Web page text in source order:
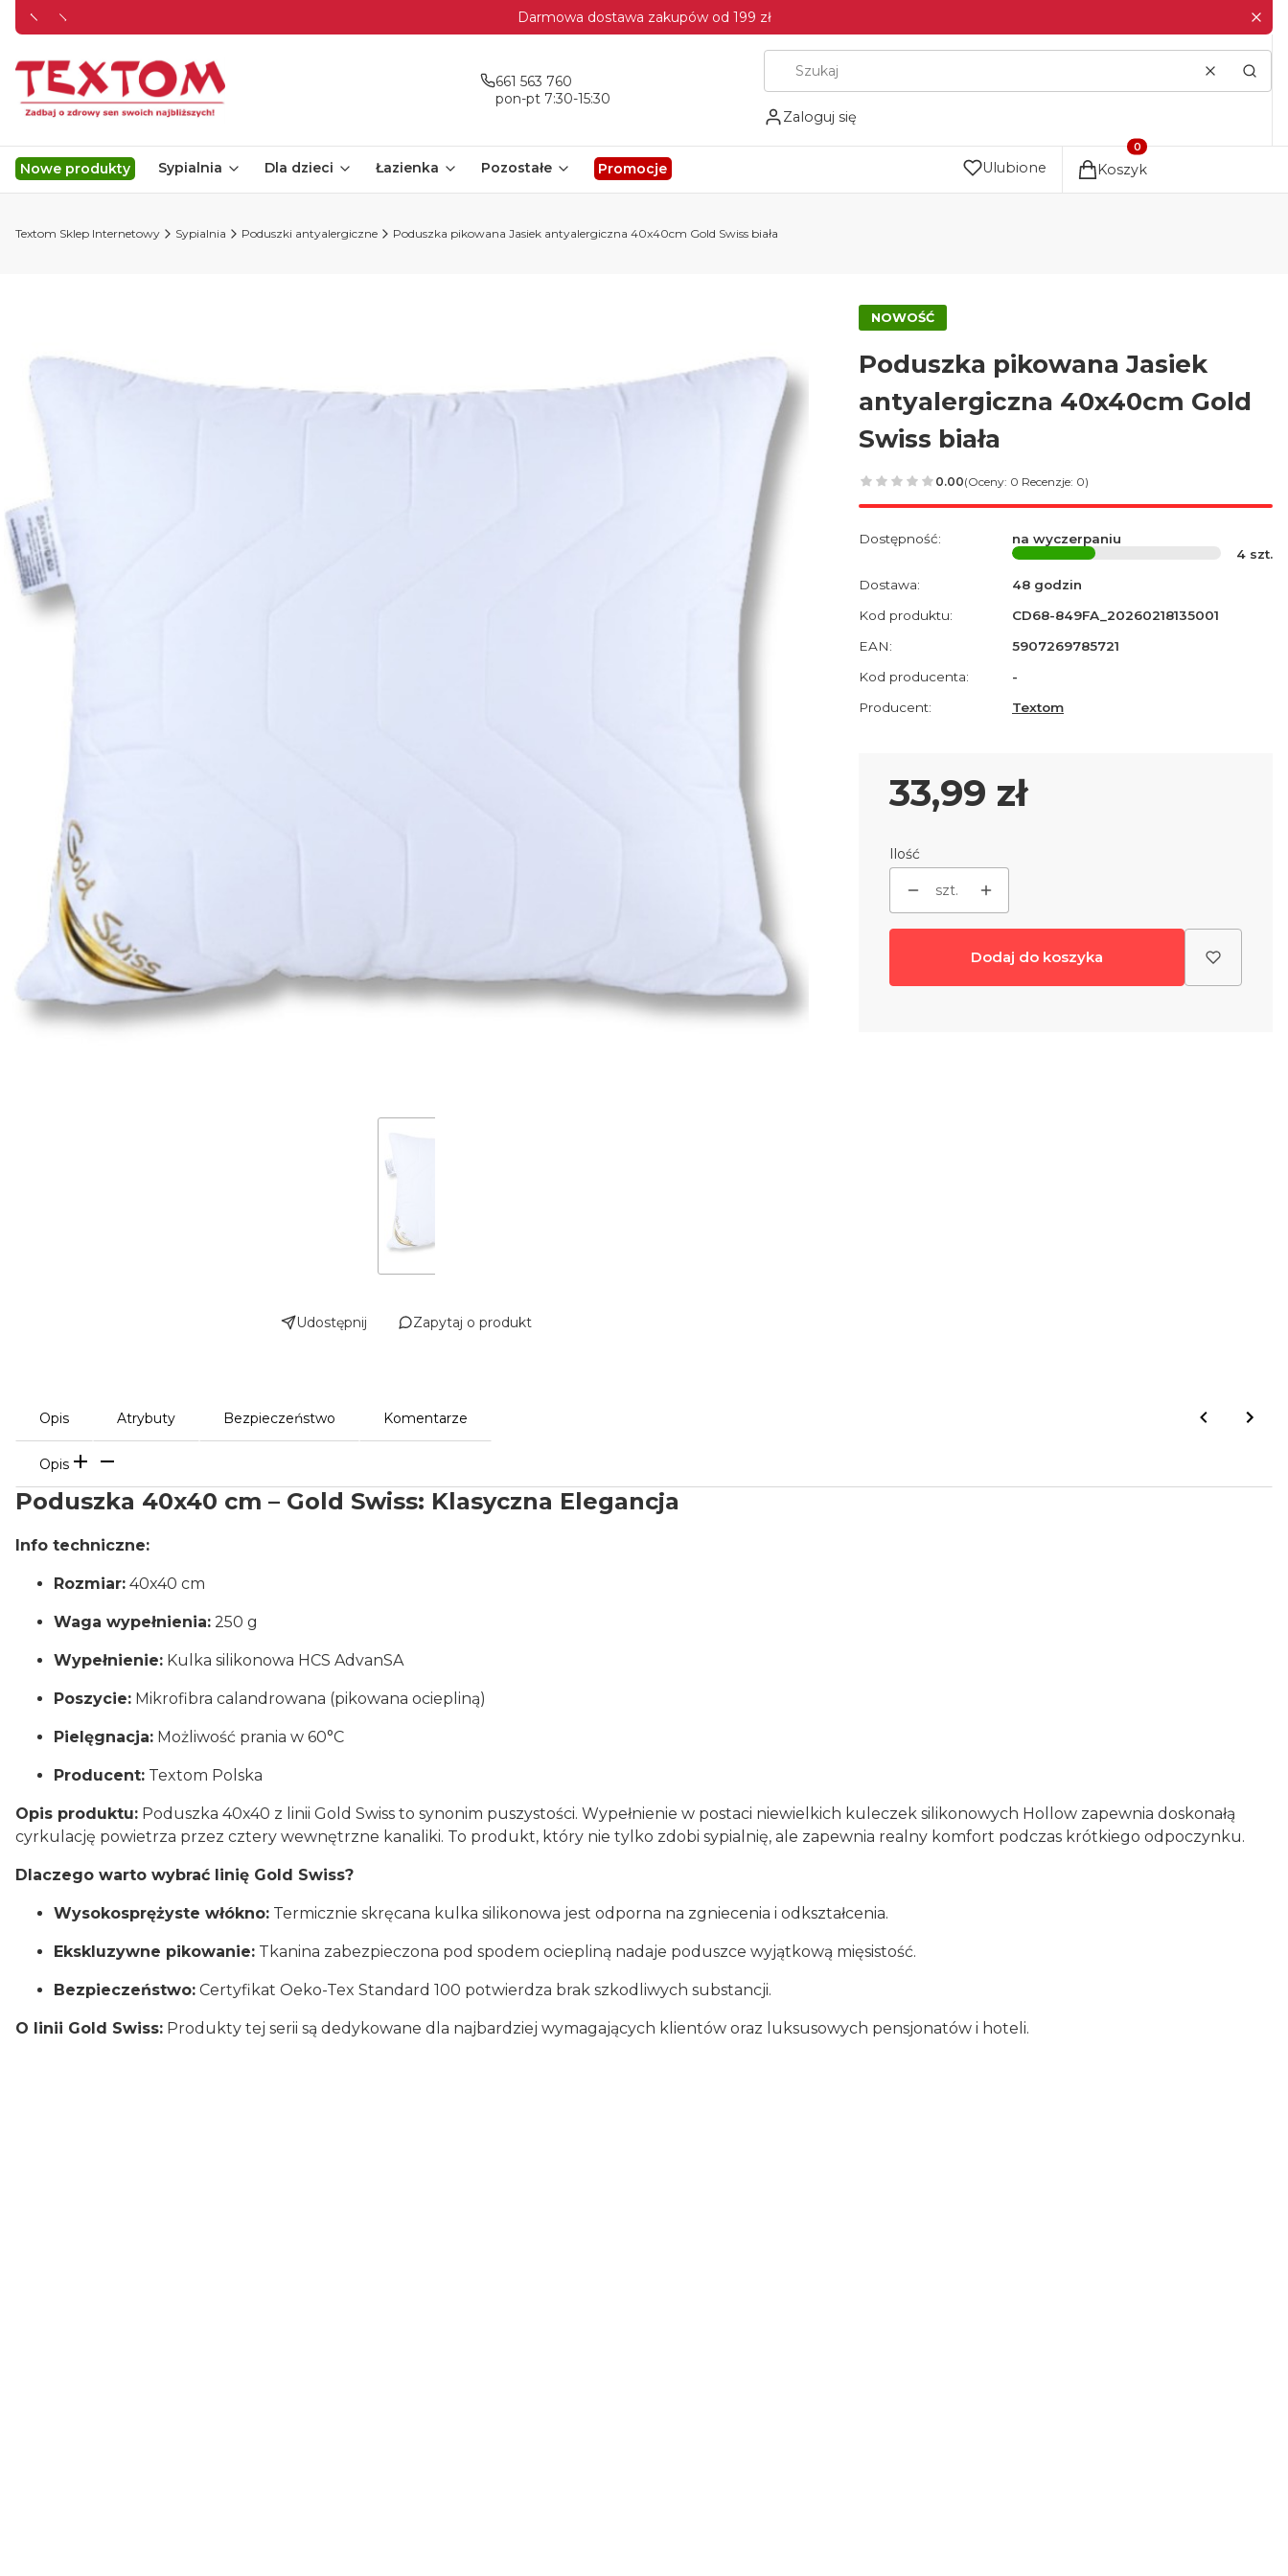
Darmowa dostawa zakupów od 199 zł
661 563 760
pon-pt 7:30-15:30
Wyczyść
Zaloguj się
Nowe produkty Sypialnia Dla dzieci Łazienka Pozostałe Promocje Ulubione
Produkty w koszyku: 0.
Koszyk
Textom Sklep Internetowy Sypialnia Poduszki antyalergiczne Poduszka pikowana Jasiek antyalergiczna 40x40cm Gold Swiss biała
Udostępnij Zapytaj o produkt
NOWOŚĆ
Poduszka pikowana Jasiek
antyalergiczna 40x40cm Gold
Swiss biała
0.00(Oceny: 0 Recenzje: 0)
Dostępność:
na wyczerpaniu
4 szt.
Dostawa:
48 godzin
Kod produktu:
CD68-849FA_20260218135001
EAN:
5907269785721
Kod producenta:
-
Producent:
Textom
Cena
33,99 zł
Ilość
szt.
Dodaj do koszyka
Opis Atrybuty Bezpieczeństwo Komentarze
Opis
Poduszka 40x40 cm – Gold Swiss: Klasyczna Elegancja
Info techniczne:
Rozmiar: 40x40 cm
Waga wypełnienia: 250 g
Wypełnienie: Kulka silikonowa HCS AdvanSA
Poszycie: Mikrofibra calandrowana (pikowana ociepliną)
Pielęgnacja: Możliwość prania w 60°C
Producent: Textom Polska
Opis produktu: Poduszka 40x40 z linii Gold Swiss to synonim puszystości. Wypełnienie w postaci niewielkich kuleczek silikonowych Hollow zapewnia doskonałą
cyrkulację powietrza przez cztery wewnętrzne kanaliki. To produkt, który nie tylko zdobi sypialnię, ale zapewnia realny komfort podczas krótkiego odpoczynku.
Dlaczego warto wybrać linię Gold Swiss?
Wysokosprężyste włókno: Termicznie skręcana kulka silikonowa jest odporna na zgniecenia i odkształcenia.
Ekskluzywne pikowanie: Tkanina zabezpieczona pod spodem ociepliną nadaje poduszce wyjątkową mięsistość.
Bezpieczeństwo: Certyfikat Oeko-Tex Standard 100 potwierdza brak szkodliwych substancji.
O linii Gold Swiss: Produkty tej serii są dedykowane dla najbardziej wymagających klientów oraz luksusowych pensjonatów i hoteli.